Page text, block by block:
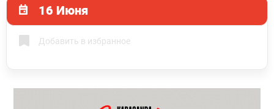
16 Июня
Добавить в избранное